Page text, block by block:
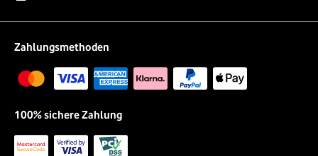
Zahlungsmethoden
100% sichere Zahlung